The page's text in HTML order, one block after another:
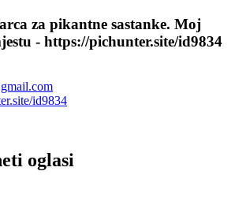
za pikantne sastanke. Moj
- https://pichunter.site/id9834
id9834
oglasi